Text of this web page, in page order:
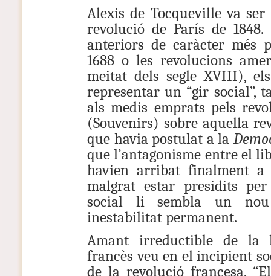
Alexis de Tocqueville va
revolució de París de
anteriors de caràcter més
1688 o les revolucions
meitat dels segle XVIII),
representar un “gir social”,
als medis emprats pels
(Souvenirs) sobre aquella
que havia postulat a la
que l’antagonisme entre el
havien arribat finalment
malgrat estar presidits
social li sembla un
inestabilitat permanent.
Amant irreductible de la
francès veu en el incipient
de la revolució francesa.